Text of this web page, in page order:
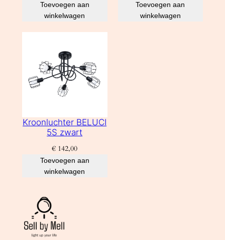
Toevoegen aan
winkelwagen
Toevoegen aan
winkelwagen
Kroonluchter BELUCI
5S zwart
€ 142,00
Toevoegen aan
winkelwagen